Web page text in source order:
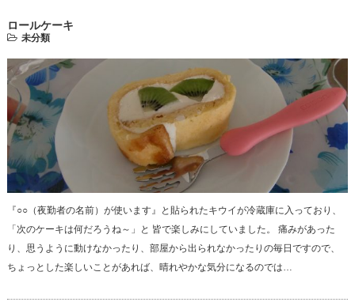
ロールケーキ
未分類
『○○（夜勤者の名前）が使います』と貼られたキウイが冷蔵庫に入っており、
「次のケーキは何だろうね～」と 皆で楽しみにしていました。 痛みがあった
り、思うように動けなかったり、部屋から出られなかったりの毎日ですので、
ちょっとした楽しいことがあれば、晴れやかな気分になるのでは…